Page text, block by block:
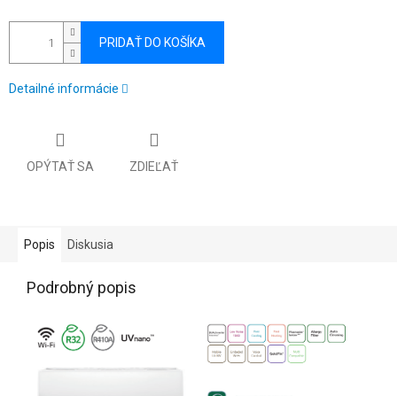
PRIDAŤ DO KOŠÍKA
Detailné informácie
OPÝTAŤ SA ZDIEĽAŤ
Popis Diskusia
Podrobný popis